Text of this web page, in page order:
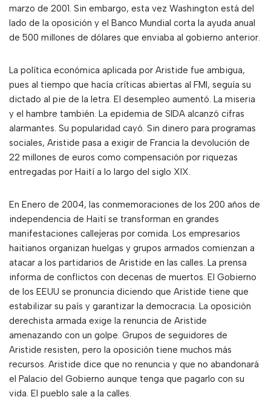
marzo de 2001. Sin embargo, esta vez Washington está del
lado de la oposición y el Banco Mundial corta la ayuda anual
de 500 millones de dólares que enviaba al gobierno anterior.
La política económica aplicada por Aristide fue ambigua,
pues al tiempo que hacía críticas abiertas al FMI, seguía su
dictado al pie de la letra. El desempleo aumentó. La miseria
y el hambre también. La epidemia de SIDA alcanzó cifras
alarmantes. Su popularidad cayó. Sin dinero para programas
sociales, Aristide pasa a exigir de Francia la devolución de
22 millones de euros como compensación por riquezas
entregadas por Haití a lo largo del siglo XIX.
En Enero de 2004, las conmemoraciones de los 200 años de
independencia de Haití se transforman en grandes
manifestaciones callejeras por comida. Los empresarios
haitianos organizan huelgas y grupos armados comienzan a
atacar a los partidarios de Aristide en las calles. La prensa
informa de conflictos con decenas de muertos. El Gobierno
de los EEUU se pronuncia diciendo que Aristide tiene que
estabilizar su país y garantizar la democracia. La oposición
derechista armada exige la renuncia de Aristide
amenazando con un golpe. Grupos de seguidores de
Aristide resisten, pero la oposición tiene muchos más
recursos. Aristide dice que no renuncia y que no abandonará
el Palacio del Gobierno aunque tenga que pagarlo con su
vida. El pueblo sale a la calles.